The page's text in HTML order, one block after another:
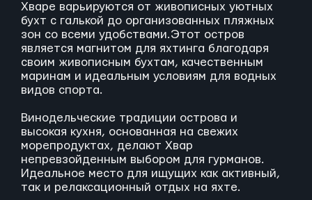
Хваре варьируются от живописных уютных
бухт с галькой до организованных пляжных
зон со всеми удобствами.Этот остров
является магнитом для яхтинга благодаря
своим живописным бухтам, качественным
маринам и идеальным условиям для водных
видов спорта.
Винодельческие традиции острова и
высокая кухня, основанная на свежих
морепродуктах, делают Хвар
непревзойденным выбором для гурманов.
Идеальное место для ищущих как активный,
так и релаксационный отдых на яхте.